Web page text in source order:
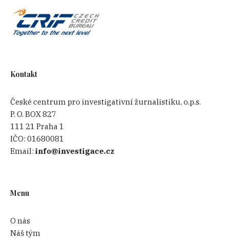
Kontakt
České centrum pro investigativní žurnalistiku, o.p.s.
P. O. BOX 827
111 21 Praha 1
IČO:01680081
Email:info@investigace.cz
Menu
O nás
Náš tým